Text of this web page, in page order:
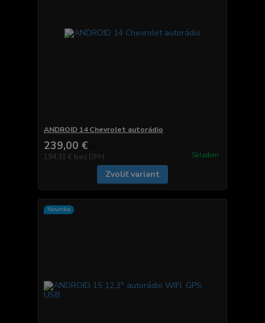
ANDROID 14 Chevrolet autorádio
239,00 €
194,31 € bez DPH Skladom
Zvoliť variant
Novinka